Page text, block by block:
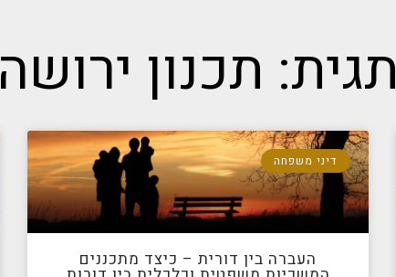
תגית: תכנון ירושה
דיני משפחה
העברה בין דורית – כיצד מתכננים